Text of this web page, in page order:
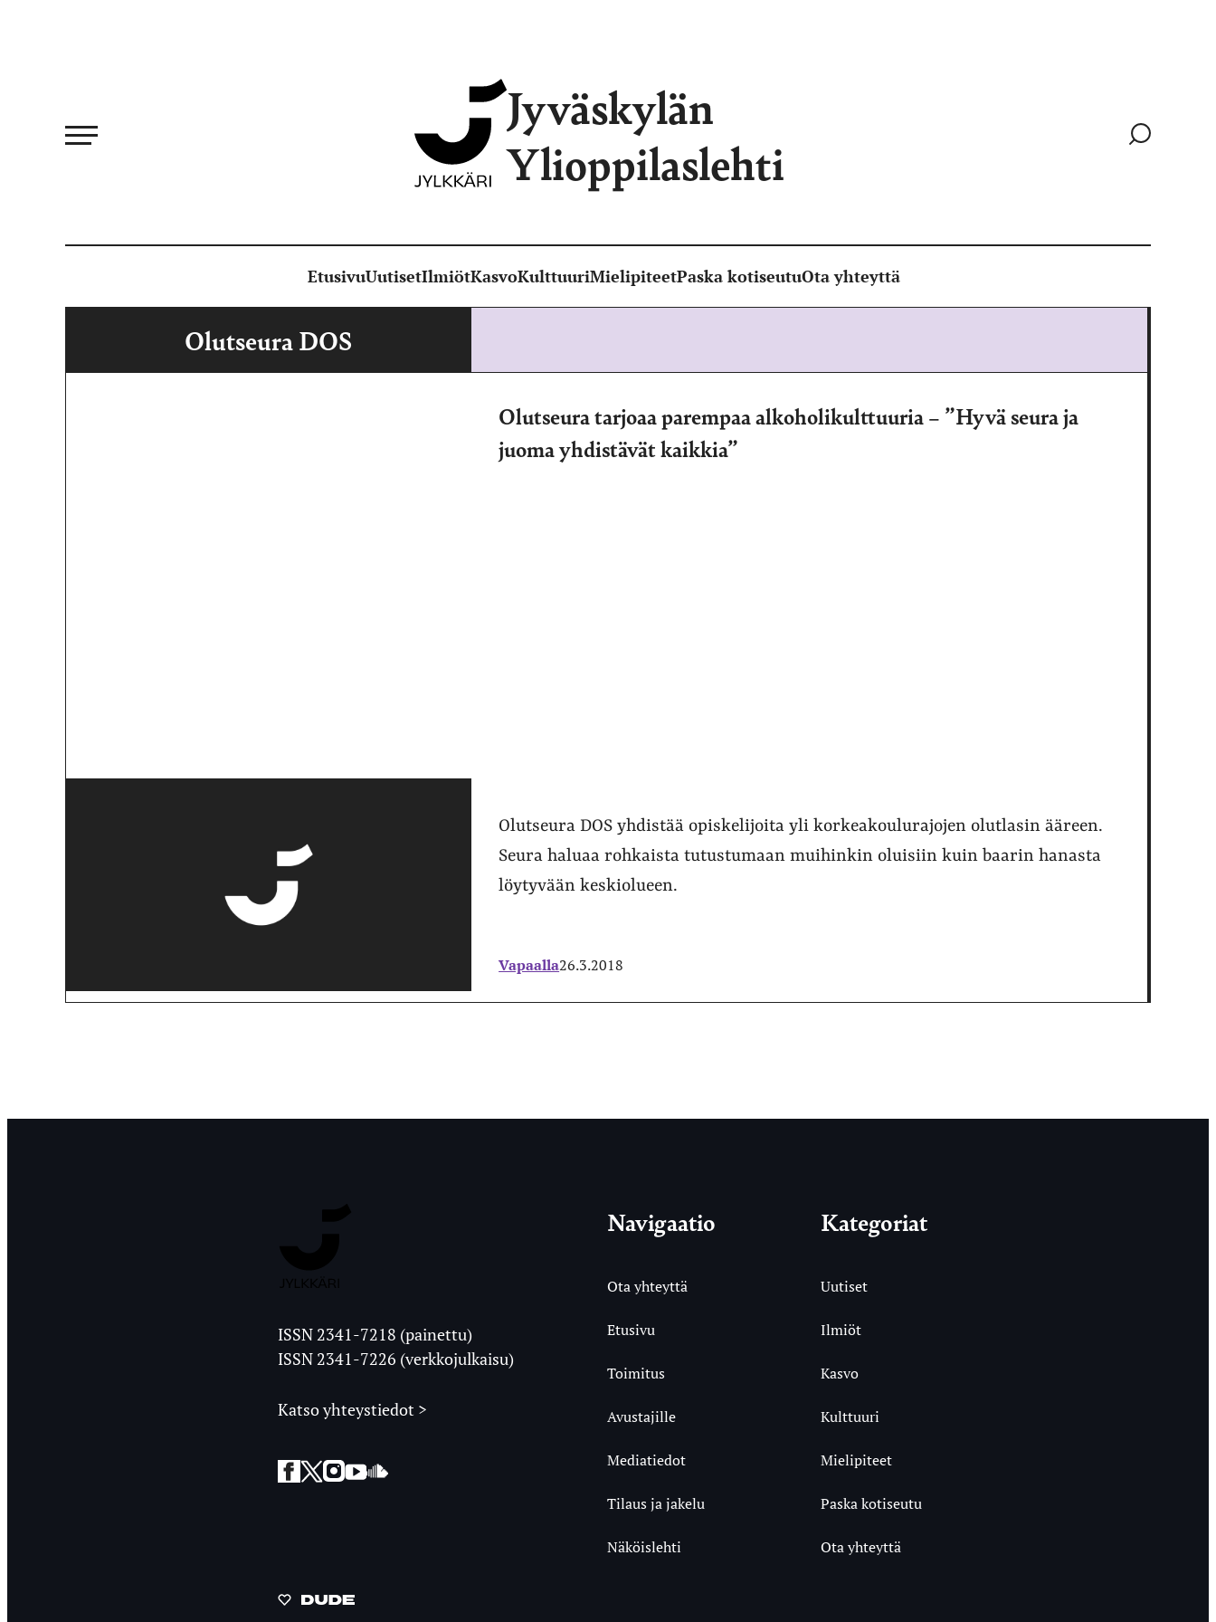
Jyväskylän
Ylioppilaslehti
Siirry
EtusivuUutisetIlmiötKasvoKulttuuriMielipiteetPaska kotiseutuOta yhteyttä
Olutseura DOS
Olutseura tarjoaa parempaa alkoholikulttuuria – ”Hyvä seura ja
juoma yhdistävät kaikkia”
Olutseura DOS yhdistää opiskelijoita yli korkeakoulurajojen olutlasin ääreen.
Seura haluaa rohkaista tutustumaan muihinkin oluisiin kuin baarin hanasta
löytyvään keskiolueen.
Vapaalla26.3.2018
Ylioppilaslehti
ISSN 2341-7218 (painettu)
ISSN 2341-7226 (verkkojulkaisu)
Katso yhteystiedot >
Facebook
Twitter
Instagram
YouTubeSoundCloud
Navigaatio
Ota yhteyttä
Etusivu
Toimitus
Avustajille
Mediatiedot
Tilaus ja jakelu
Näköislehti
Kategoriat
Uutiset
Ilmiöt
Kasvo
Kulttuuri
Mielipiteet
Paska kotiseutu
Ota yhteyttä